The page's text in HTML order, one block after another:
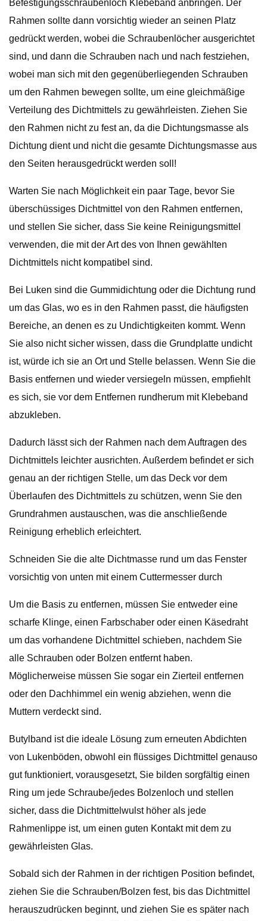
Befestigungsschraubenloch Klebeband anbringen. Der
Rahmen sollte dann vorsichtig wieder an seinen Platz
gedrückt werden, wobei die Schraubenlöcher ausgerichtet
sind, und dann die Schrauben nach und nach festziehen,
wobei man sich mit den gegenüberliegenden Schrauben
um den Rahmen bewegen sollte, um eine gleichmäßige
Verteilung des Dichtmittels zu gewährleisten. Ziehen Sie
den Rahmen nicht zu fest an, da die Dichtungsmasse als
Dichtung dient und nicht die gesamte Dichtungsmasse aus
den Seiten herausgedrückt werden soll!
Warten Sie nach Möglichkeit ein paar Tage, bevor Sie
überschüssiges Dichtmittel von den Rahmen entfernen,
und stellen Sie sicher, dass Sie keine Reinigungsmittel
verwenden, die mit der Art des von Ihnen gewählten
Dichtmittels nicht kompatibel sind.
Bei Luken sind die Gummidichtung oder die Dichtung rund
um das Glas, wo es in den Rahmen passt, die häufigsten
Bereiche, an denen es zu Undichtigkeiten kommt. Wenn
Sie also nicht sicher wissen, dass die Grundplatte undicht
ist, würde ich sie an Ort und Stelle belassen. Wenn Sie die
Basis entfernen und wieder versiegeln müssen, empfiehlt
es sich, sie vor dem Entfernen rundherum mit Klebeband
abzukleben.
Dadurch lässt sich der Rahmen nach dem Auftragen des
Dichtmittels leichter ausrichten. Außerdem befindet er sich
genau an der richtigen Stelle, um das Deck vor dem
Überlaufen des Dichtmittels zu schützen, wenn Sie den
Grundrahmen austauschen, was die anschließende
Reinigung erheblich erleichtert.
Schneiden Sie die alte Dichtmasse rund um das Fenster
vorsichtig von unten mit einem Cuttermesser durch
Um die Basis zu entfernen, müssen Sie entweder eine
scharfe Klinge, einen Farbschaber oder einen Käsedraht
um das vorhandene Dichtmittel schieben, nachdem Sie
alle Schrauben oder Bolzen entfernt haben.
Möglicherweise müssen Sie sogar ein Zierteil entfernen
oder den Dachhimmel ein wenig abziehen, wenn die
Muttern verdeckt sind.
Butylband ist die ideale Lösung zum erneuten Abdichten
von Lukenböden, obwohl ein flüssiges Dichtmittel genauso
gut funktioniert, vorausgesetzt, Sie bilden sorgfältig einen
Ring um jede Schraube/jedes Bolzenloch und stellen
sicher, dass die Dichtmittelwulst höher als jede
Rahmenlippe ist, um einen guten Kontakt mit dem zu
gewährleisten Glas.
Sobald sich der Rahmen in der richtigen Position befindet,
ziehen Sie die Schrauben/Bolzen fest, bis das Dichtmittel
herauszudrücken beginnt, und ziehen Sie es später nach